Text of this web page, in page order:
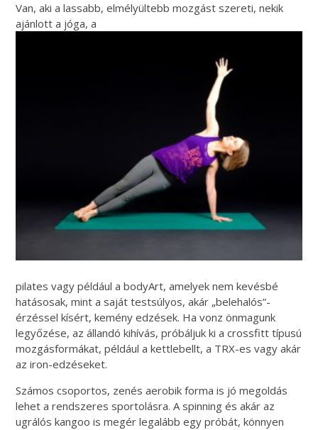
Van, aki a lassabb, elmélyültebb mozgást szereti, nekik
ajánlott a jóga, a
pilates vagy például a bodyArt, amelyek nem kevésbé
hatásosak, mint a saját testsúlyos, akár „belehalós”-
érzéssel kísért, kemény edzések. Ha vonz önmagunk
legyőzése, az állandó kihívás, próbáljuk ki a crossfitt típusú
mozgásformákat, például a kettlebellt, a TRX-es vagy akár
az iron-edzéseket.
Számos csoportos, zenés aerobik forma is jó megoldás
lehet a rendszeres sportolásra. A spinning és akár az
ugrálós kangoo is megér legalább egy próbát, könnyen